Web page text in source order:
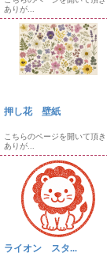
ありが...
押し花 壁紙
こちらのページを開いて頂き
ありが...
ライオン スタ...